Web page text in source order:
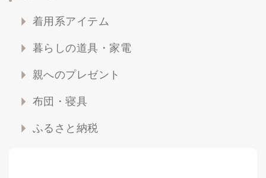
着用系アイテム
暮らしの道具・家電
親へのプレゼント
布団・寝具
ふるさと納税